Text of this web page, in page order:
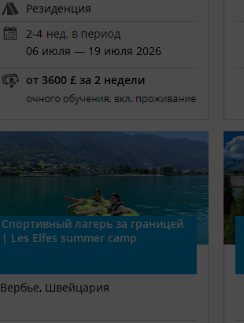
Резиденция
2-4
06 июля — 19 июля 2026
от 3600 £ за 2 недели
Спортивный лагерь за границей
| Les Elfes summer camp
Вербье, Швейцария